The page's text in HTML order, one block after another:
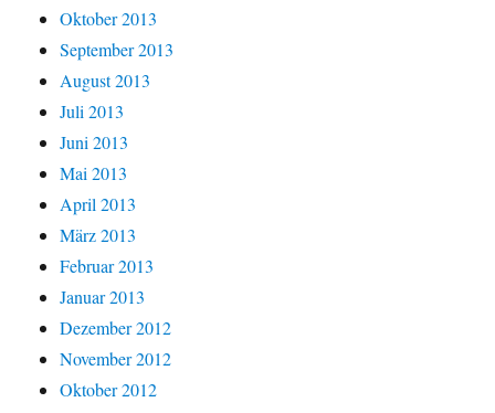
Oktober 2013
September 2013
August 2013
Juli 2013
Juni 2013
Mai 2013
April 2013
März 2013
Februar 2013
Januar 2013
Dezember 2012
November 2012
Oktober 2012